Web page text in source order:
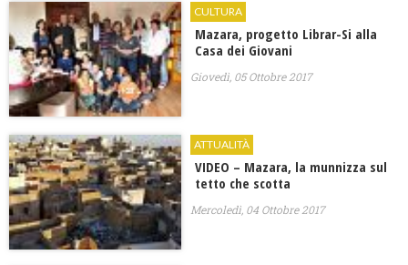
CULTURA
Mazara, progetto Librar-Si alla
Casa dei Giovani
Giovedì, 05 Ottobre 2017
ATTUALITÀ
VIDEO – Mazara, la munnizza sul
tetto che scotta
Mercoledì, 04 Ottobre 2017